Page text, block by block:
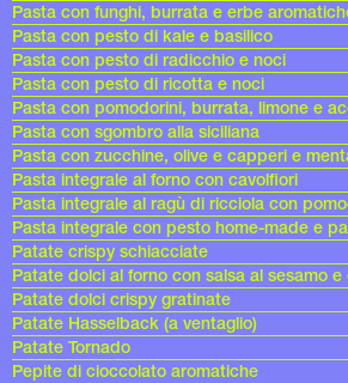
Pasta con funghi, burrata e erbe
Pasta con pesto di kale e basilico
Pasta con pesto di radicchio e noci
Pasta con pesto di ricotta e noci
Pasta con pomodorini, burrata, limone e
Pasta con sgombro alla siciliana
Pasta con zucchine, olive e capperi e
Pasta integrale al forno con cavolfiori
Pasta integrale al ragù di ricciola con
Pasta integrale con pesto home-made e
Patate crispy schiacciate
Patate dolci al forno con salsa al sesamo
Patate dolci crispy gratinate
Patate Hasselback (a ventaglio)
Patate Tornado
Pepite di cioccolato aromatiche